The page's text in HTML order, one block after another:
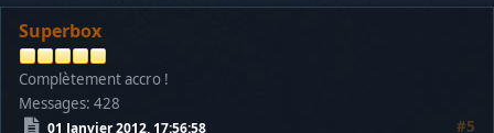
Superbox
Complètement accro !
Messages: 428
01 Janvier 2012, 17:56:58
#5